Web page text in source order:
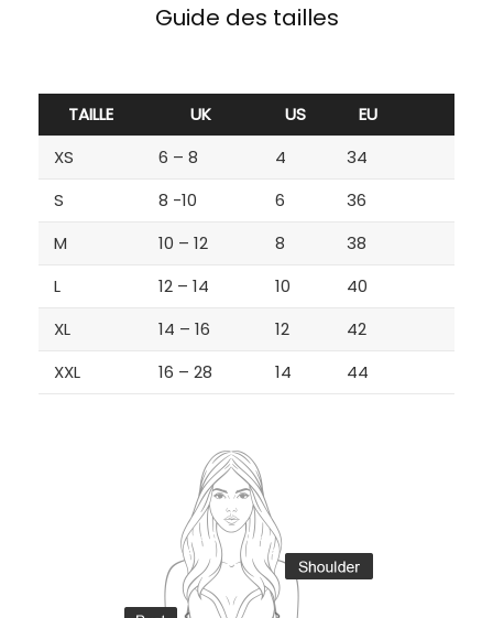
Guide des tailles
TAILLE UK US
EU
XS
6 – 8 4
34
S
8 -10 6
36
M
10 – 12 8
38
L
12 – 14 10
40
XL
14 – 16 12
42
XXL
16 – 28 14 44